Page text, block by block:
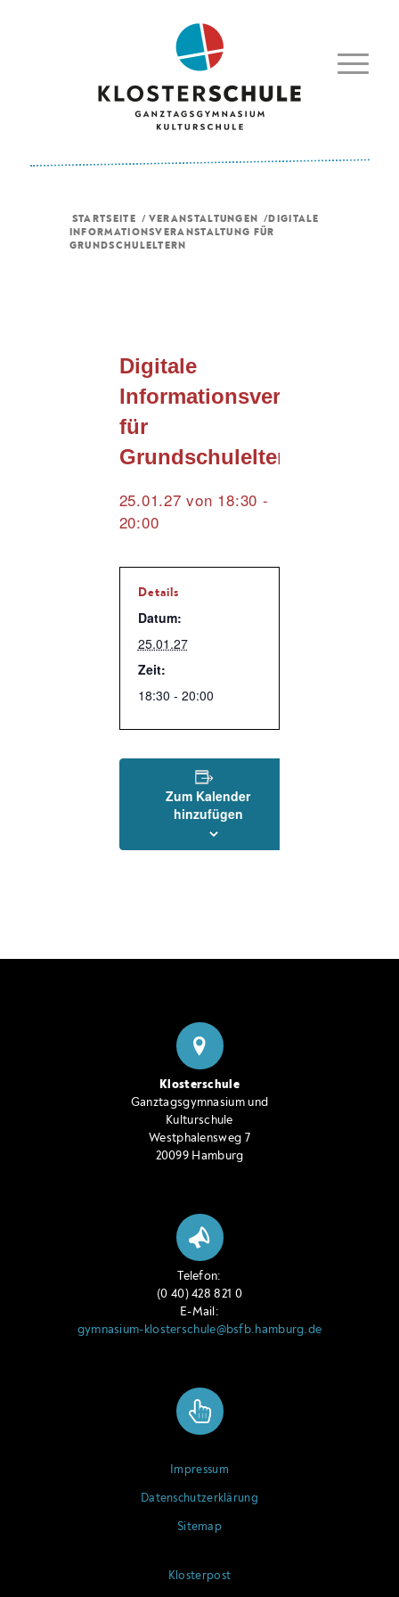
STARTSEITE / VERANSTALTUNGEN /DIGITALE
INFORMATIONSVERANSTALTUNG FÜR
GRUNDSCHULELTERN
Digitale
Informationsveranstaltung
für
Grundschuleltern
25.01.27 von 18:30 -
20:00
Details
Datum:
25.01.27
Zeit:
18:30 - 20:00
Zum Kalender
hinzufügen
Klosterschule
Ganztagsgymnasium und
Kulturschule
Westphalensweg 7
20099 Hamburg
Telefon:
(0 40) 428 821 0
E-Mail:
gymnasium-klosterschule@bsfb.hamburg.de
Impressum
Datenschutzerklärung
Sitemap
Klosterpost